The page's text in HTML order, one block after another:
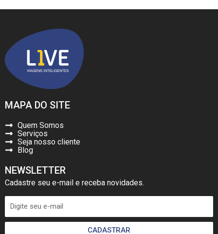
MAPA DO SITE
Quem Somos
Serviços
Seja nosso cliente
Blog
NEWSLETTER
Cadastre seu e-mail e receba novidades.
CADASTRAR